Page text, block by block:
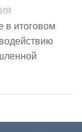
в итоговом